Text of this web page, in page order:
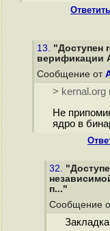
Ответить
13. "Доступен
верификации
Сообщение от
>
Не
ядро в
32.
п..."
Сообщение